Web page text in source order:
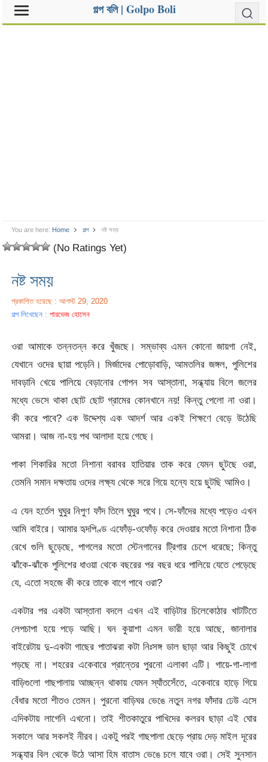
গল্প বলি | Golpo Boli
You are here: Home গল্প নষ্ট সময়
(No Ratings Yet)
নষ্ট সময়
প্রকাশিত হয়েছে : আগস্ট 29, 2020
গল্প লিখেছেন :পারভেজ হোসেন
ওরা আমাকে তন্নতন্ন করে খুঁজছে। সম্ভাব্য এমন কোনো জায়গা নেই,
যেখানে ওদের ছায়া পড়েনি। মির্জাদের পোড়োবাড়ি, আমতলির জঙ্গল, পুলিশের
দাবড়ানি খেয়ে পালিয়ে বেড়ানোর গোপন সব আস্তানা, সন্ধ্যায় বিলে জলের
মধ্যে ভেসে থাকা ছোট ছোট গ্রামের কোনখানে নয়! কিন্তু পেলো না ওরা।
কী করে পাবে? এক উদ্দেশ্য এক আদর্শ আর একই শিক্ষণে বেড়ে উঠেছি
আমরা। আজ না-হয় পথ আলাদা হয়ে গেছে।
পাকা শিকারির মতো নিশানা বরাবর হাতিয়ার তাক করে যেমন ছুটছে ওরা,
তেমনি সমান দক্ষতায় ওদের লক্ষ্য থেকে সরে গিয়ে হন্যে হয়ে ছুটছি আমিও।
এ যেন হর্তেল ঘুঘুর নিপুণ ফাঁদ তিলে ঘুঘুর পথে। সে-ফাঁদের মধ্যে পড়েও এখন
আমি বাইরে। আমার হৃদপিণ্ড এফোঁড়-ওফোঁড় করে দেওয়ার মতো নিশানা ঠিক
রেখে গুলি ছুড়েছে, পাগলের মতো স্টেনগানের ট্রিগার চেপে ধরেছে; কিন্তু
ঝাঁকে-ঝাঁকে পুলিশের ধাওয়া থেকে বছরের পর বছর ধরে পালিয়ে যেতে পেড়েছে
যে, এতো সহজে কী করে তাকে বাগে পাবে ওরা?
একটার পর একটা আস্তানা বদলে এখন এই বাড়িটার চিলেকোঠার খাটটিতে
লেপচাপা হয়ে পড়ে আছি। ঘন কুয়াশা এমন ভারী হয়ে আছে, জানালার
বাইরেটায় দু-একটা গাছের পাতাঝরা কটা নিঃসঙ্গ ডাল ছাড়া আর কিছুই চোখে
পড়ছে না। শহরের একেবারে প্রান্তের পুরনো এলাকা এটি। গায়ে-গা-লাগা
বাড়িগুলো গাছপালায় আচ্ছন্ন থাকায় যেমন স্যাঁতসেঁতে, একেবারে হাড়ে গিয়ে
বেঁধার মতো শীতও তেমন। পুরনো বাড়িঘর ভেঙে নতুন নগর ফাঁদার ঢেউ এসে
এদিকটায় লাগেনি এখনো। তাই শীতকাতুরে পাখিদের কলরব ছাড়া এই ঘোর
সকালে আর সকলই নীরব। একটু পরই গাছপালা ছেড়ে প্রায় দেড় মাইল দূরের
সন্ধ্যার বিল থেকে উঠে আসা হিম বাতাস ভেঙে চলে যাবে ওরা। সেই সুনসান